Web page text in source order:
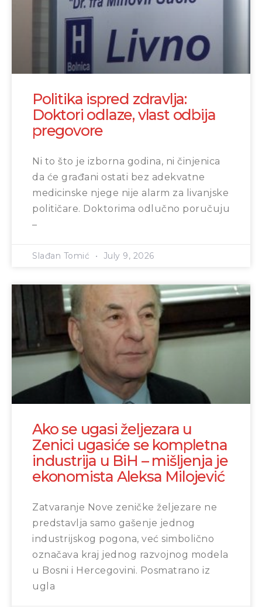
Politika ispred zdravlja:
Doktori odlaze, vlast odbija
pregovore
Ni to što je izborna godina, ni činjenica
da će građani ostati bez adekvatne
medicinske njege nije alarm za livanjske
političare. Doktorima odlučno poručuju
–
Slađan Tomić July 9, 2026
Ako se ugasi željezara u
Zenici ugasiće se kompletna
industrija u BiH – mišljenja je
ekonomista Aleksa Milojević
Zatvaranje Nove zeničke željezare ne
predstavlja samo gašenje jednog
industrijskog pogona, već simbolično
označava kraj jednog razvojnog modela
u Bosni i Hercegovini. Posmatrano iz
ugla